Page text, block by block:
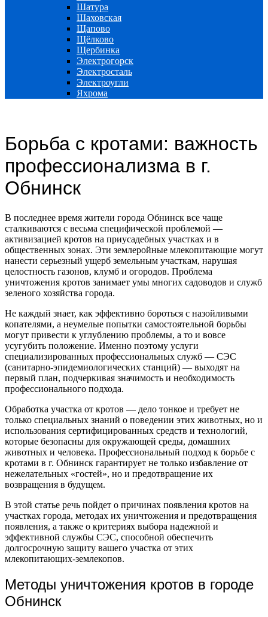
Шатура
Шаховская
Щапово
Щёлково
Щербинка
Электрогорск
Электросталь
Электроугли
Яхрома
Борьба с кротами: важность
профессионализма в г.
Обнинск
В последнее время жители города Обнинск все чаще
сталкиваются с весьма специфической проблемой —
активизацией кротов на приусадебных участках и в
общественных зонах. Эти землеройные млекопитающие могут
нанести серьезный ущерб земельным участкам, нарушая
целостность газонов, клумб и огородов. Проблема
уничтожения кротов занимает умы многих садоводов и служб
зеленого хозяйства города.
Не каждый знает, как эффективно бороться с назойливыми
копателями, а неумелые попытки самостоятельной борьбы
могут привести к углублению проблемы, а то и вовсе
усугубить положение. Именно поэтому услуги
специализированных профессиональных служб — СЭС
(санитарно-эпидемиологических станций) — выходят на
первый план, подчеркивая значимость и необходимость
профессионального подхода.
Обработка участка от кротов — дело тонкое и требует не
только специальных знаний о поведении этих животных, но и
использования сертифицированных средств и технологий,
которые безопасны для окружающей среды, домашних
животных и человека. Профессиональный подход к борьбе с
кротами в г. Обнинск гарантирует не только избавление от
нежелательных «гостей», но и предотвращение их
возвращения в будущем.
В этой статье речь пойдет о причинах появления кротов на
участках города, методах их уничтожения и предотвращения
появления, а также о критериях выбора надежной и
эффективной службы СЭС, способной обеспечить
долгосрочную защиту вашего участка от этих
млекопитающих-землекопов.
Методы уничтожения кротов в городе
Обнинск